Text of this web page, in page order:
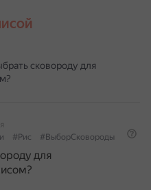
сковороду для
#Рис #ВыборСковороды
для